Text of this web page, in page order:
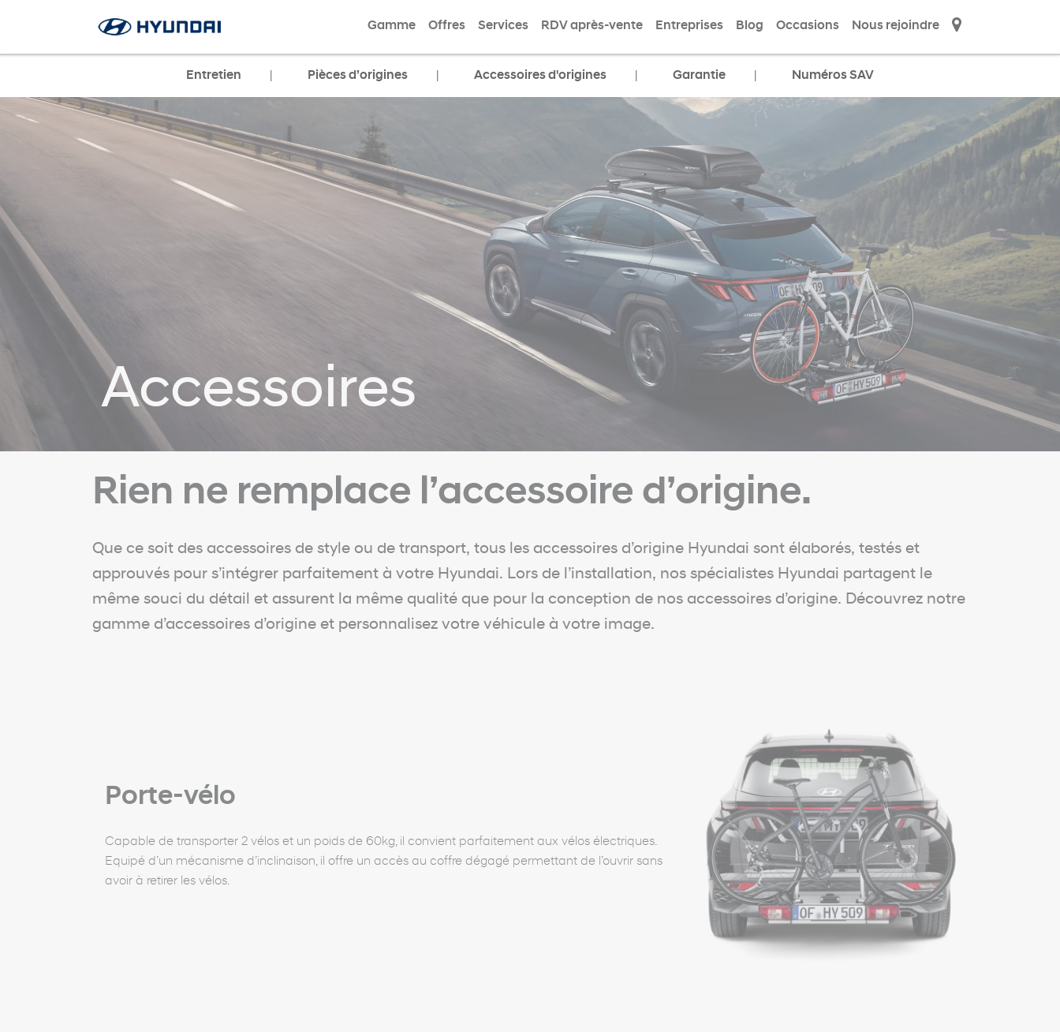
Gamme Offres Services RDV après-vente Entreprises Blog Occasions Nous rejoindre
Entretien Pièces d’origines Accessoires d'origines Garantie Numéros SAV
Accessoires
Rien ne remplace l’accessoire d’origine.
Que ce soit des accessoires de style ou de transport, tous les accessoires d’origine Hyundai sont élaborés, testés et
approuvés pour s’intégrer parfaitement à votre Hyundai. Lors de l’installation, nos spécialistes Hyundai partagent le
même souci du détail et assurent la même qualité que pour la conception de nos accessoires d’origine. Découvrez notre
gamme d’accessoires d’origine et personnalisez votre véhicule à votre image.
Porte-vélo
Capable de transporter 2 vélos et un poids de 60kg, il convient parfaitement aux vélos électriques.
Equipé d’un mécanisme d’inclinaison, il offre un accès au coffre dégagé permettant de l’ouvrir sans
avoir à retirer les vélos.